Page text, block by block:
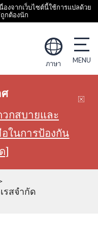
งจากเว็บไซต์นี้ใช้การแปลด้วย
กต้องนัก
ภาษา
ศ
วกสบายและ
ในการป้องกัน
]
รสจำกัด